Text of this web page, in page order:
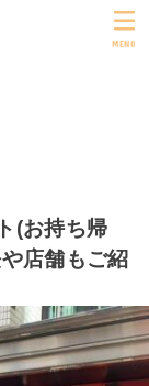
MENU
(お持ち帰
店舗もご紹